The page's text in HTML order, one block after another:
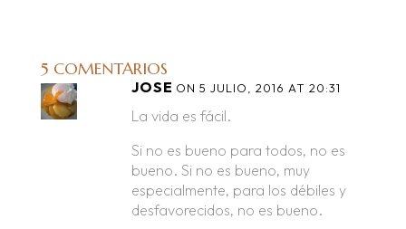
5 COMENTARIOS
JOSE ON 5 JULIO, 2016 AT 20:31
La vida es fácil.
Si no es bueno para todos, no es
bueno. Si no es bueno, muy
especialmente, para los débiles y
desfavorecidos, no es bueno.